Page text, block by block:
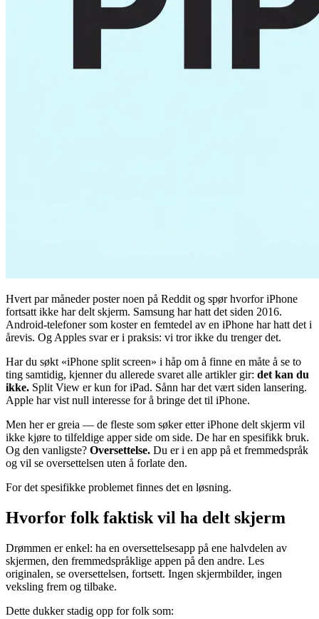
Hvert par måneder poster noen på Reddit og spør hvorfor iPhone
fortsatt ikke har delt skjerm. Samsung har hatt det siden 2016.
Android-telefoner som koster en femtedel av en iPhone har hatt det i
årevis. Og Apples svar er i praksis: vi tror ikke du trenger det.
Har du søkt «iPhone split screen» i håp om å finne en måte å se to
ting samtidig, kjenner du allerede svaret alle artikler gir: det kan du
ikke. Split View er kun for iPad. Sånn har det vært siden lansering.
Apple har vist null interesse for å bringe det til iPhone.
Men her er greia — de fleste som søker etter iPhone delt skjerm vil
ikke kjøre to tilfeldige apper side om side. De har en spesifikk bruk.
Og den vanligste? Oversettelse. Du er i en app på et fremmedspråk
og vil se oversettelsen uten å forlate den.
For det spesifikke problemet finnes det en løsning.
Hvorfor folk faktisk vil ha delt skjerm
Drømmen er enkel: ha en oversettelsesapp på ene halvdelen av
skjermen, den fremmedspråklige appen på den andre. Les
originalen, se oversettelsen, fortsett. Ingen skjermbilder, ingen
veksling frem og tilbake.
Dette dukker stadig opp for folk som: